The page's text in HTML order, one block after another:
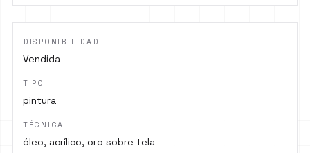
DISPONIBILIDAD
Vendida
TIPO
pintura
TÉCNICA
óleo, acrílico, oro sobre tela